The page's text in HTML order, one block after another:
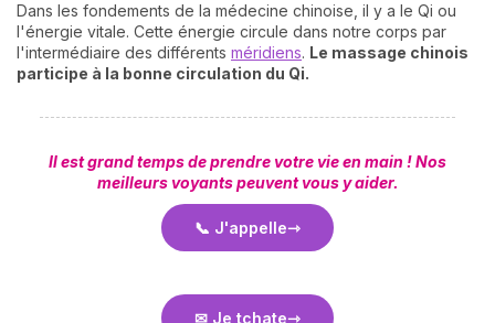
Dans les fondements de la médecine chinoise, il y a le Qi ou
l'énergie vitale. Cette énergie circule dans notre corps par
l'intermédiaire des différents méridiens. Le massage chinois
participe à la bonne circulation du Qi.
Il est grand temps de prendre votre vie en main ! Nos
meilleurs voyants peuvent vous y aider.
📞 J'appelle
✉ Je tchate